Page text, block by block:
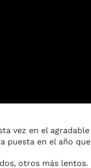
vez en el
puesta en el año
otros más